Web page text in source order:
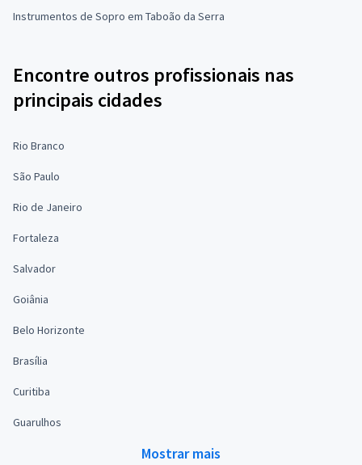
Instrumentos de Sopro em Taboão da Serra
Encontre outros profissionais nas
principais cidades
Rio Branco
São Paulo
Rio de Janeiro
Fortaleza
Salvador
Goiânia
Belo Horizonte
Brasília
Curitiba
Guarulhos
Mostrar mais